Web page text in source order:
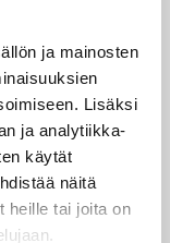
ja mainosten
Lisäksi
ja analytiikka-
käytät
näitä
heille tai joita on